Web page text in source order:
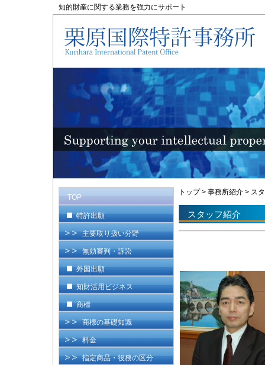
知的財産に関する業務を強力にサポート
トップ> 事務所紹介 > ス
スタッフ紹介
TOP
特許出願
主要取り扱い分野
無効審判・訴訟
外国出願
知財活用ビジネス
商標
商標の基礎知識
料金
指定商品・役務の区分